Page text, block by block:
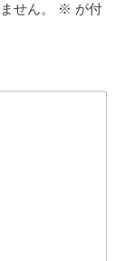
せん。 ※ が付